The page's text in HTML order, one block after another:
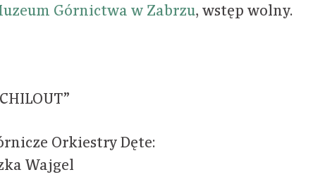
Górnictwa w Zabrzu, wstęp wolny.
Orkiestry Dęte:
Wajgel